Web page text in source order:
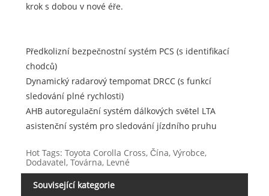
krok s dobou v nové éře.
Předkolizní bezpečnostní systém PCS (s identifikací
chodců)
Dynamický radarový tempomat DRCC (s funkcí
sledování plné rychlosti)
AHB autoregulační systém dálkových světel LTA
asistenční systém pro sledování jízdního pruhu
Hot Tags: Toyota Corolla Cross, Čína, Výrobce,
Dodavatel, Továrna, Levné
Související kategorie